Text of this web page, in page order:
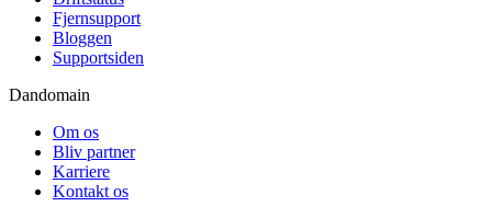
Fjernsupport
Bloggen
Supportsiden
Dandomain
Om os
Bliv partner
Karriere
Kontakt os